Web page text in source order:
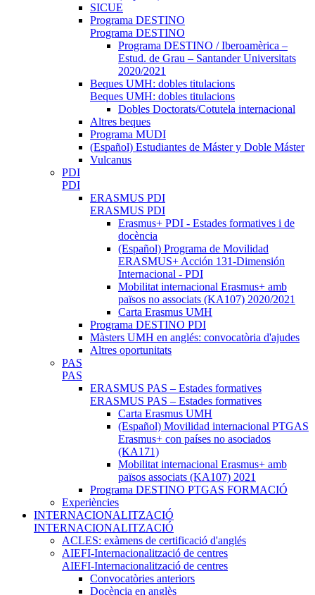
SICUE
Programa DESTINO
Programa DESTINO
Programa DESTINO / Iberoamèrica –
Estud. de Grau – Santander Universitats
2020/2021
Beques UMH: dobles titulacions
Beques UMH: dobles titulacions
Dobles Doctorats/Cotutela internacional
Altres beques
Programa MUDI
(Español) Estudiantes de Máster y Doble Máster
Vulcanus
PDI
PDI
ERASMUS PDI
ERASMUS PDI
Erasmus+ PDI - Estades formatives i de
docència
(Español) Programa de Movilidad
ERASMUS+ Acción 131-Dimensión
Internacional - PDI
Mobilitat internacional Erasmus+ amb
països no associats (KA107) 2020/2021
Carta Erasmus UMH
Programa DESTINO PDI
Màsters UMH en anglés: convocatòria d'ajudes
Altres oportunitats
PAS
PAS
ERASMUS PAS – Estades formatives
ERASMUS PAS – Estades formatives
Carta Erasmus UMH
(Español) Movilidad internacional PTGAS
Erasmus+ con países no asociados
(KA171)
Mobilitat internacional Erasmus+ amb
països associats (KA107) 2021
Programa DESTINO PTGAS FORMACIÓ
Experiències
INTERNACIONALITZACIÓ
INTERNACIONALITZACIÓ
ACLES: exàmens de certificació d'anglés
AIEFI-Internacionalització de centres
AIEFI-Internacionalització de centres
Convocatòries anteriors
Docència en anglès